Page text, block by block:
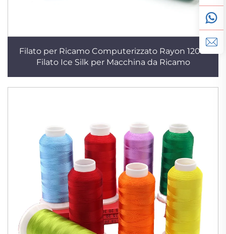
Filato per Ricamo Computerizzato Rayon 120D
Filato Ice Silk per Macchina da Ricamo